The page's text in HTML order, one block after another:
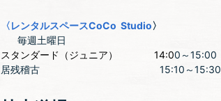
〈レンタルスペースCoCo Studio〉
毎週土曜日
スタンダード（ジュニア） 14:00～15:00
居残稽古 15:10～15:30